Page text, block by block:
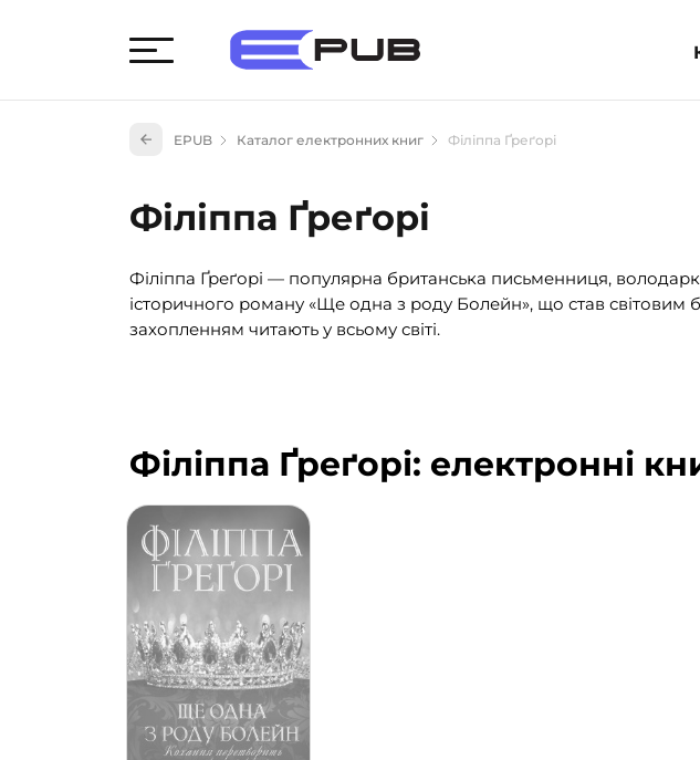
Художня література (1854)
(527)
EPUB Каталог електронних книг Філіппа Ґреґорі
Філіппа Ґреґорі
Філіппа Ґреґорі — популярна британська письменниця,
історичного роману «Ще одна з роду Болейн», що став світовим
захопленням читають у всьому світі.
Філіппа Ґреґорі: електронні